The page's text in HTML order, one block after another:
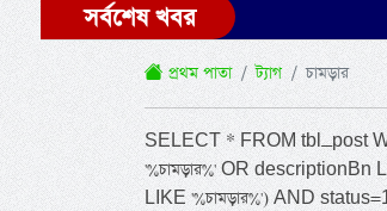
সর্বশেষ খবর
প্রথম পাতা ট্যাগ চামড়ার
SELECT * FROM tbl_post
'%চামড়ার%' OR descriptionBn
LIKE '%চামড়ার%') AND